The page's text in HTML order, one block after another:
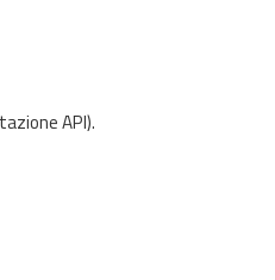
API).